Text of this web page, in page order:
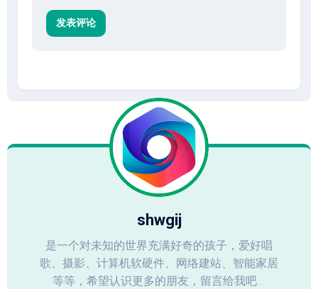
shwgij
是一个对未知的世界充满好奇的孩子，爱好唱
歌、摄影、计算机软硬件、网络建站、智能家居
等等，希望认识更多的朋友，留言给我吧...